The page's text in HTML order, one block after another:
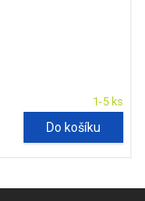
1-5 ks
Do košíku